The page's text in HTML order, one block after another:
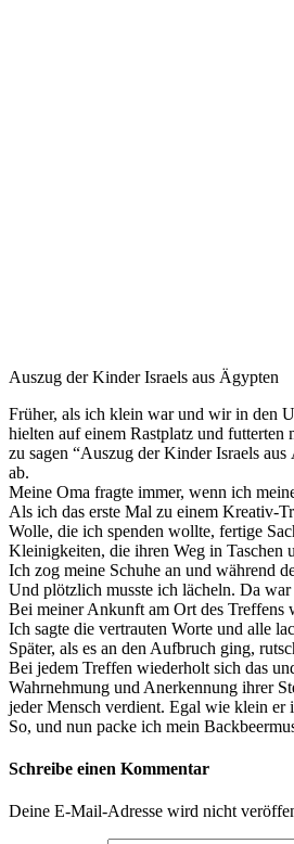
Auszug der Kinder Israels aus Ägypten
Früher, als ich klein war und wir in den
hielten auf einem Rastplatz und
zu sagen “Auszug der Kinder Israels
ab.
Meine Oma fragte immer, wenn ich
Als ich das erste Mal zu einem Kreativ-
Wolle, die ich spenden wollte, fertige
Kleinigkeiten, die ihren Weg in Taschen
Ich zog meine Schuhe an und während
Und plötzlich musste ich lächeln. Da
Bei meiner Ankunft am Ort des Treffens
Ich sagte die vertrauten Worte und alle
Später, als es an den Aufbruch ging,
Bei jedem Treffen wiederholt sich das
Wahrnehmung und Anerkennung ihrer
jeder Mensch verdient. Egal wie klein er
So, und nun packe ich mein
Schreibe einen Kommentar
Deine E-Mail-Adresse wird nicht